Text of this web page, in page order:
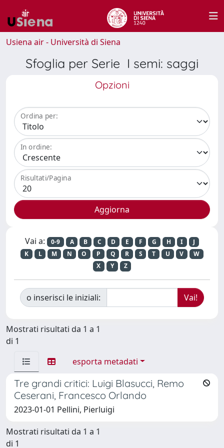
Usiena air - Università di Siena
Sfoglia per Serie I semi: saggi
Opzioni
Ordina per:
In ordine:
Risultati/Pagina
Vai a: 0-9 A B C D E F G H I
J
K
L M N O P Q R S T U V
W
X
Y Z
o inserisci le iniziali:
Mostrati risultati da 1 a 1
di 1
esporta metadati
Tre grandi critici: Luigi Blasucci, Remo
Ceserani, Francesco Orlando
2023-01-01 Pellini, Pierluigi
Mostrati risultati da 1 a 1
di 1